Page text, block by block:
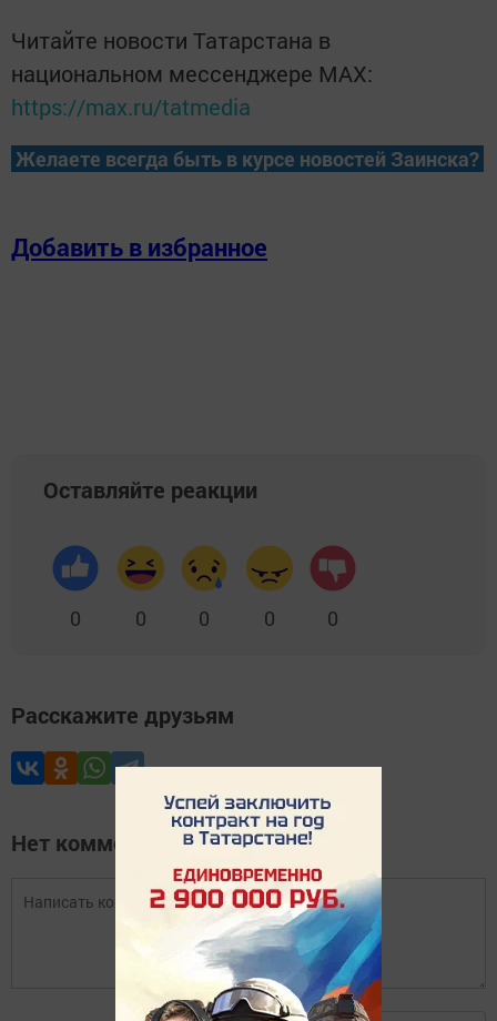
Читайте новости Татарстана в
национальном мессенджере MАХ:
https://max.ru/tatmedia
Желаете всегда быть в курсе новостей Заинска?
Добавить в избранное
Оставляйте реакции
0 0 0 0 0
Расскажите друзьям
Нет комментариев